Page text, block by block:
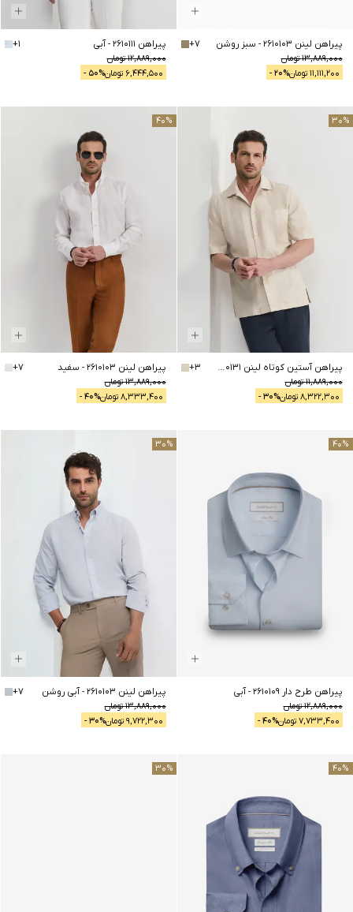
پیراهن لینن 2610103 - سبز روشن
13,889,000تومان
11,111,200 تومان 20% -
+7 پیراهن 2610111 -آبی
12,889,000تومان
6,444,500 تومان 50% -
+1
30%
پیراهن آستین کوتاه لینن 2510131 استخوانی
11,889,000تومان
8,322,300 تومان 30% -
+3
40%
پیراهن لینن 2610103 - سفید
13,889,000تومان
8,333,400 تومان 40% -
+7
40%
پیراهن طرح دار 2610109 -آبی
12,889,000تومان
7,733,400 تومان 40% -
30%
پیراهن لینن 2610103 -آبی روشن
13,889,000تومان
9,722,300 تومان 30% -
+7
40%
30%